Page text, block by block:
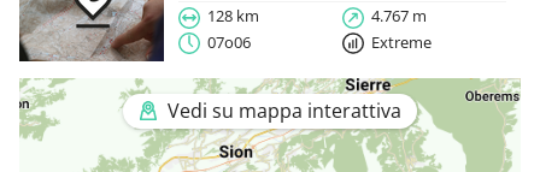
128 km
4.767 m
07o06
Extreme
Vedi su mappa interattiva